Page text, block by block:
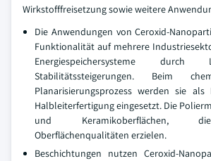
Wirkstofffreisetzung sowie weitere
Die Anwendungen von Ceroxid-
Funktionalität auf mehrere
Energiespeichersysteme
Stabilitätssteigerungen. Beim
Planarisierungsprozess werden sie
Halbleiterfertigung eingesetzt. Die
und Keramikoberflächen,
Oberflächenqualitäten erzielen.
Beschichtungen nutzen Ceroxid-